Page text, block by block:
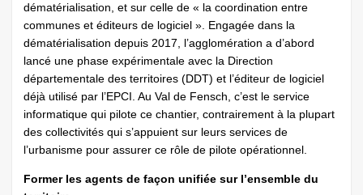
dématérialisation, et sur celle de « la coordination entre
communes et éditeurs de logiciel ». Engagée dans la
dématérialisation depuis 2017, l’agglomération a d’abord
lancé une phase expérimentale avec la Direction
départementale des territoires (DDT) et l’éditeur de logiciel
déjà utilisé par l’EPCI. Au Val de Fensch, c’est le service
informatique qui pilote ce chantier, contrairement à la plupart
des collectivités qui s’appuient sur leurs services de
l’urbanisme pour assurer ce rôle de pilote opérationnel.
Former les agents de façon unifiée sur l’ensemble du